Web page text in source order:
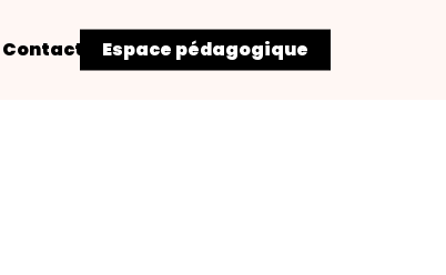
Contact Espace pédagogique